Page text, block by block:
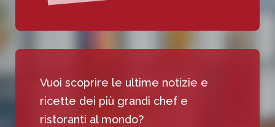
Vuoi scoprire le ultime notizie e
ricette dei più grandi chef e
ristoranti al mondo?